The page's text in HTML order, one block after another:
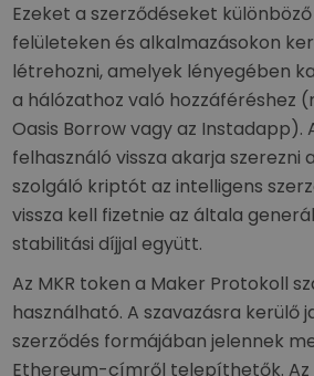
Ezeket a szerződéseket
felületeken és alkalmazásokon
létrehozni, amelyek lényegében
a hálózathoz való hozzáféréshez
Oasis Borrow vagy az Instadapp).
felhasználó vissza akarja szerezni
szolgáló kriptót az intelligens
vissza kell fizetnie az általa
stabilitási díjjal együtt.
Az MKR token a Maker Protokoll
használható. A szavazásra kerülő
szerződés formájában jelennek
Ethereum-címről telepíthetők. Az